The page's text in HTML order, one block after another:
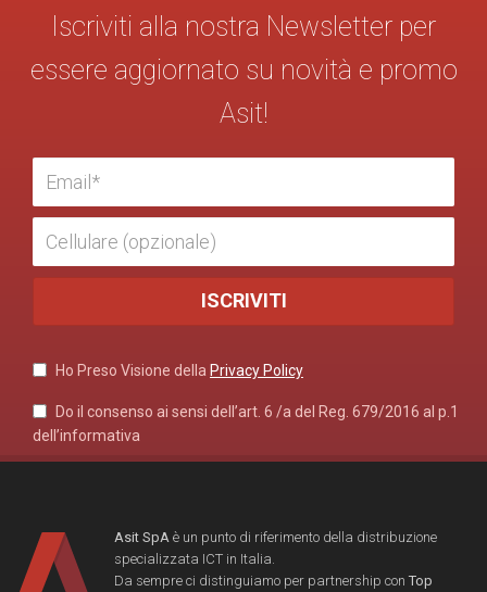
Iscriviti alla nostra Newsletter per
essere aggiornato su novità e promo
Asit!
Ho Preso Visione della Privacy Policy
Do il consenso ai sensi dell’art. 6 /a del Reg. 679/2016 al p.1
dell’informativa
Asit SpA è un punto di riferimento della distribuzione
specializzata ICT in Italia.
Da sempre ci distinguiamo per partnership con Top